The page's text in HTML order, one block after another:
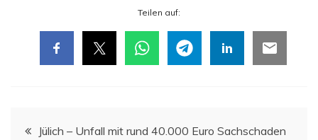
Tei­len auf:
Beitragsnavigation
Jülich – Unfall mit rund 40.000 Euro Sachschaden